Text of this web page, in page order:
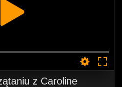
z Caroline